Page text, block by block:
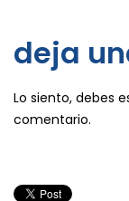
deja
Lo siento, debes
comentario.